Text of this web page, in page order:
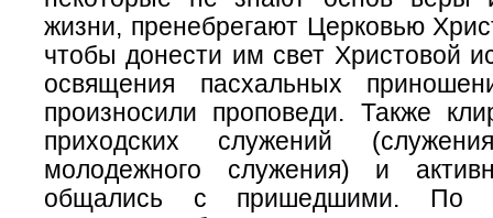
жизни, пренебрегают Церковью
чтобы донести им свет Христовой
освящения пасхальных
произносили проповеди. Также
приходских служений
молодежного служения) и
общались с пришедшими. По